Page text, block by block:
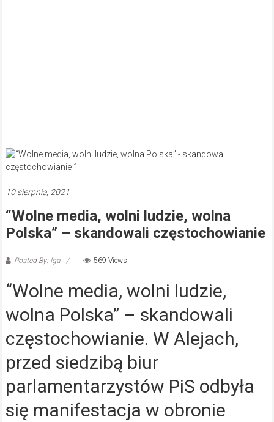
10 sierpnia, 2021
“Wolne media, wolni ludzie, wolna
Polska” – skandowali częstochowianie
Posted By: Iga 569 Views
“Wolne media, wolni ludzie,
wolna Polska” – skandowali
częstochowianie. W Alejach,
przed siedzibą biur
parlamentarzystów PiS odbyła
się manifestacja w obronie